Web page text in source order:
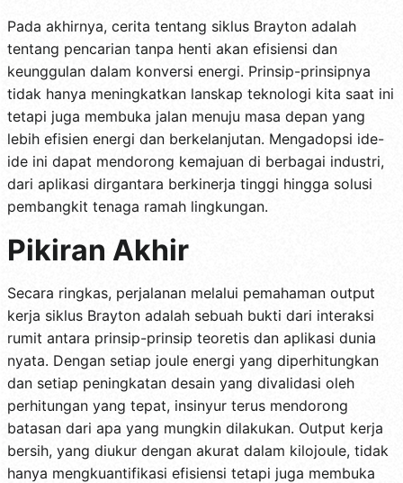
Pada akhirnya, cerita tentang siklus Brayton adalah
tentang pencarian tanpa henti akan efisiensi dan
keunggulan dalam konversi energi. Prinsip-prinsipnya
tidak hanya meningkatkan lanskap teknologi kita saat ini
tetapi juga membuka jalan menuju masa depan yang
lebih efisien energi dan berkelanjutan. Mengadopsi ide-
ide ini dapat mendorong kemajuan di berbagai industri,
dari aplikasi dirgantara berkinerja tinggi hingga solusi
pembangkit tenaga ramah lingkungan.
Pikiran Akhir
Secara ringkas, perjalanan melalui pemahaman output
kerja siklus Brayton adalah sebuah bukti dari interaksi
rumit antara prinsip-prinsip teoretis dan aplikasi dunia
nyata. Dengan setiap joule energi yang diperhitungkan
dan setiap peningkatan desain yang divalidasi oleh
perhitungan yang tepat, insinyur terus mendorong
batasan dari apa yang mungkin dilakukan. Output kerja
bersih, yang diukur dengan akurat dalam kilojoule, tidak
hanya mengkuantifikasi efisiensi tetapi juga membuka